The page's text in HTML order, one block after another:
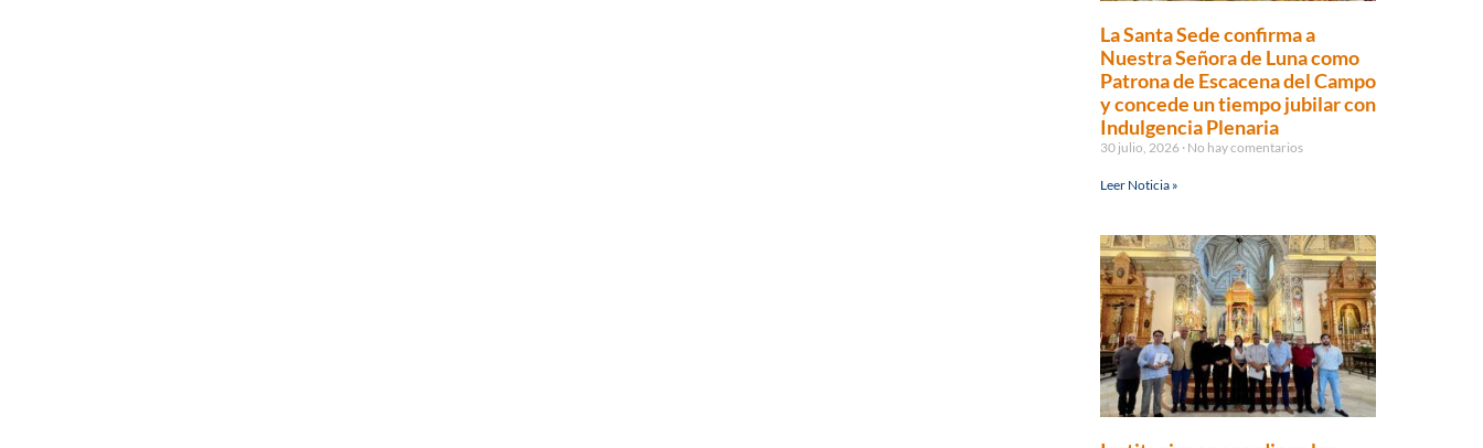
La Santa Sede confirma a
Nuestra Señora de Luna como
Patrona de Escacena del Campo
y concede un tiempo jubilar con
Indulgencia Plenaria
30 julio, 2026 No hay comentarios
Leer Noticia »